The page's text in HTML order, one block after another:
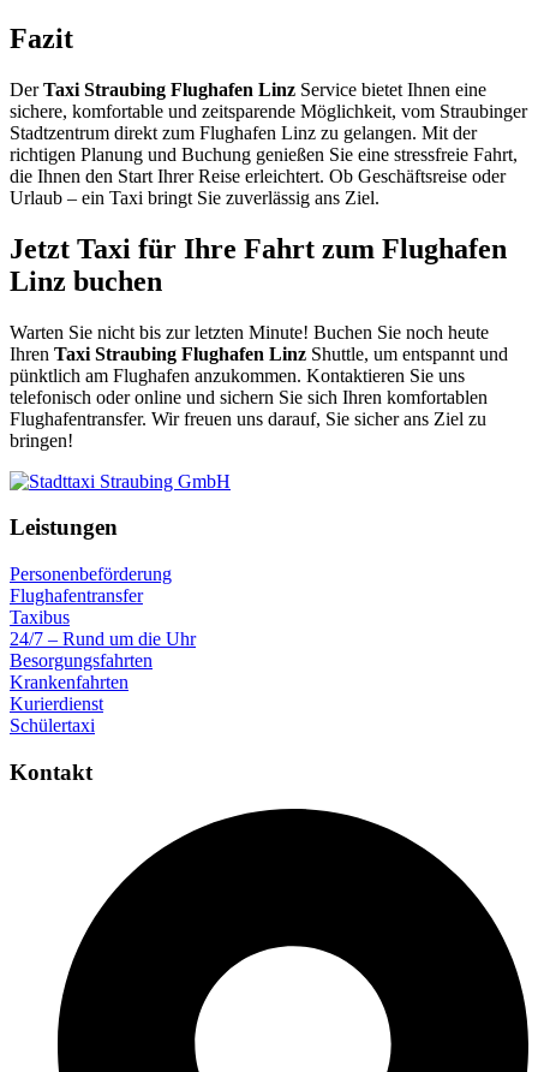
Fazit
DerTaxi Straubing Flughafen Linz Service bietet Ihnen eine
sichere, komfortable und zeitsparende Möglichkeit, vom Straubinger
Stadtzentrum direkt zum Flughafen Linz zu gelangen. Mit der
richtigen Planung und Buchung genießen Sie eine stressfreie Fahrt,
die Ihnen den Start Ihrer Reise erleichtert. Ob Geschäftsreise oder
Urlaub – ein Taxi bringt Sie zuverlässig ans Ziel.
Jetzt Taxi für Ihre Fahrt zum Flughafen
Linz buchen
Warten Sie nicht bis zur letzten Minute! Buchen Sie noch heute
Ihren Taxi Straubing Flughafen Linz Shuttle, um entspannt und
pünktlich am Flughafen anzukommen. Kontaktieren Sie uns
telefonisch oder online und sichern Sie sich Ihren komfortablen
Flughafentransfer. Wir freuen uns darauf, Sie sicher ans Ziel zu
bringen!
Leistungen
Personenbeförderung
Flughafentransfer
Taxibus
24/7 – Rund um die Uhr
Besorgungsfahrten
Krankenfahrten
Kurierdienst
Schülertaxi
Kontakt